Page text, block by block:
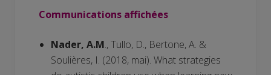
Communications affichées
Nader, A.M., Tullo, D., Bertone, A. &
Soulières, I. (2018, mai). What strategies